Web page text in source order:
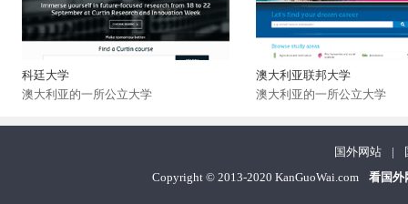
科廷大学
澳大利亚的一所公立大学
澳大利亚联邦大学
澳大利亚的一所公立大学
国外网站 |
Copyright ©2013-2020 KanGuoWai.com 看国外